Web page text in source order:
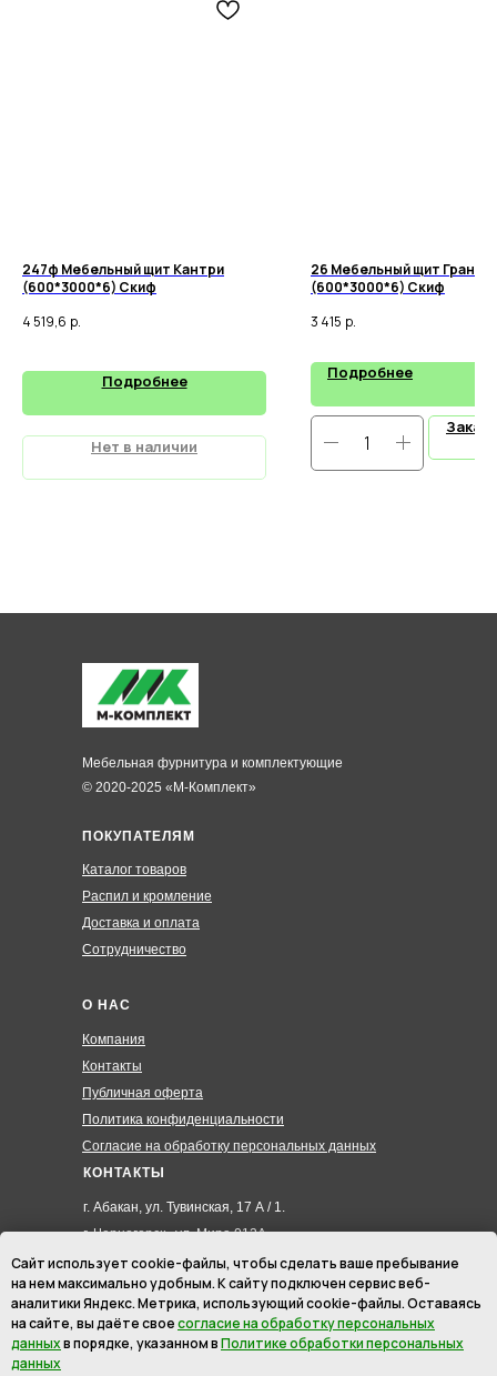
247ф Мебельный щит Кантри
(600*3000*6) Скиф
4 519,6 р.
Подробнее
Нет в наличии
26 Мебельный щит Гранит
(600*3000*6) Скиф
3 415 р.
Подробнее
ПОКУПАТЕЛЯМ
Каталог товаров
Распил и кромление
Доставка и оплата
Сотрудничество
О НАС
Компания
Контакты
Публичная оферта
Политика конфиденциальности
Согласие на обработку персональных данных
КОНТАКТЫ
г. Абакан, ул. Тувинская, 17 А / 1.
г. Черногорск , ул. Мира 012А
8 (3902) 285-171
8 (908) 326-24-00
8 (902) 467-09-70
hmk19@mail.ru
© 2020-2025 «М-Комплект»
Мебельная фурнитура и комплектующие
Сайт использует cookie-файлы, чтобы сделать ваше пребывание
на нем максимально удобным. К cайту подключен сервис веб-
аналитики Яндекс. Метрика, использующий cookie-файлы. Оставаясь
на сайте, вы даёте своесогласие на обработку персональных
данныхв порядке, указанном вПолитике обработки персональных
данных